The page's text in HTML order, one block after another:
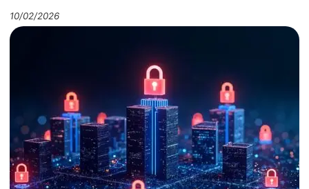
10/02/2026